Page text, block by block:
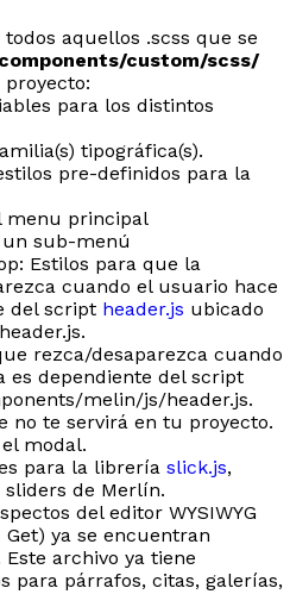
aquellos .scss que se
components/custom/scss/
para los distintos
tipográfica(s).
pre-definidos para la
menu principal
sub-menú
Estilos para que la
cuando el usuario hace
del script header.js ubicado
rezca/desaparezca cuando
es dependiente del script
melin/js/header.js.
no te servirá en tu proyecto.
modal.
para la librería slick.js,
de Merlín.
del editor WYSIWYG
Get) ya se encuentran
archivo ya tiene
para párrafos, citas, galerías,